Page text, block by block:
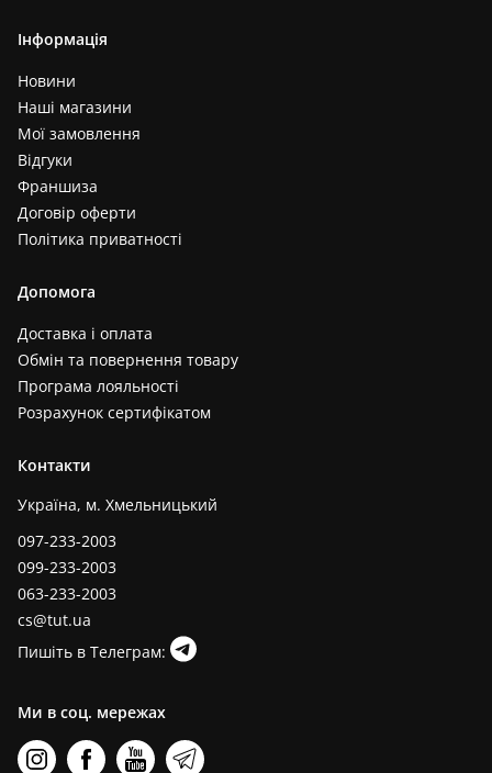
Відгуки (0)
Інформація
Новини
Наші магазини
Мої замовлення
Відгуки
Франшиза
Договір оферти
Політика приватності
Допомога
Доставка і оплата
Обмін та повернення товару
Програма лояльності
Розрахунок сертифікатом
Контакти
Україна, м. Хмельницький
097-233-2003
099-233-2003
063-233-2003
cs@tut.ua
Пишіть в Телеграм:
Ми в соц. мережах